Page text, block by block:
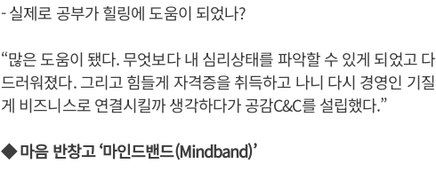
- 실제로 공부가 힐링에 도움이 되었나?
“많은 도움이 됐다. 무엇보다 내 심리상태를 파악할 수 있게 되었고
드러워졌다. 그리고 힘들게 자격증을 취득하고 나니 다시 경영인 기
게 비즈니스로 연결시킬까 생각하다가 공감C&C를 설립했다.”
◆ 마음 반창고 ‘마인드밴드(Mindband)’